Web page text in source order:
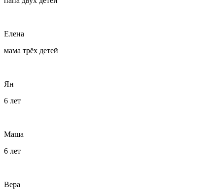
Елена
мама трёх детей
Ян
6 лет
Маша
6 лет
Вера